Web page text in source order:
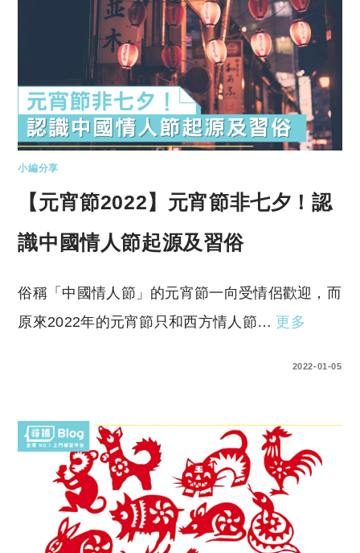
小編分享
【元宵節2022】元宵節非七夕！認
識中國情人節起源及習俗
俗稱「中國情人節」的元宵節一向受情侶歡迎，而
原來2022年的元宵節只和西方情人節… 更多
2022-01-05